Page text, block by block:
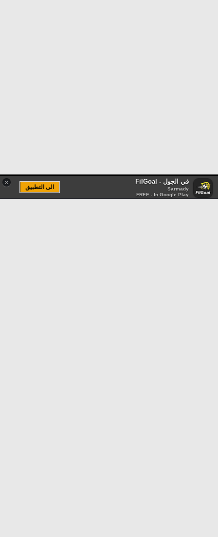
× في الجول - FilGoal
Sarmady
FREE - In Google Play
الى التطبيق